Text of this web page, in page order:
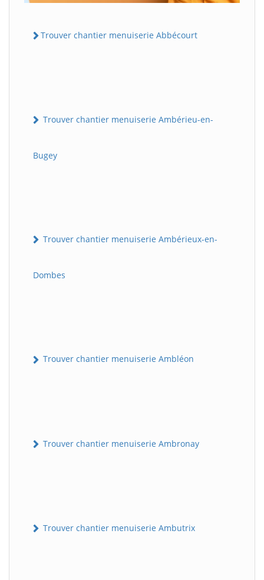
Trouver chantier menuiserie Abbécourt
Trouver chantier menuiserie Ambérieu-en-
Bugey
Trouver chantier menuiserie Ambérieux-en-
Dombes
Trouver chantier menuiserie Ambléon
Trouver chantier menuiserie Ambronay
Trouver chantier menuiserie Ambutrix